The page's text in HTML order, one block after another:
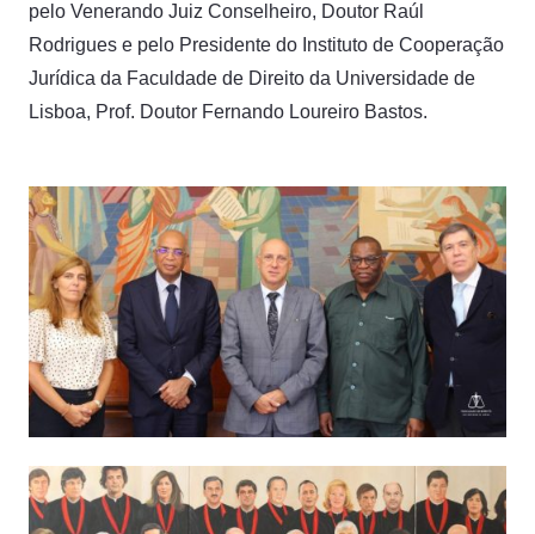
pelo Venerando Juiz Conselheiro, Doutor Raúl
Rodrigues e pelo Presidente do Instituto de Cooperação
Jurídica da Faculdade de Direito da Universidade de
Lisboa, Prof. Doutor Fernando Loureiro Bastos.